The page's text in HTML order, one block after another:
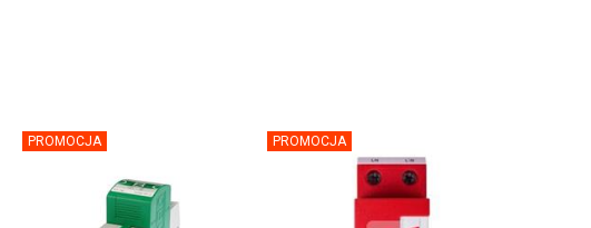
PROMOCJA PROMOCJA